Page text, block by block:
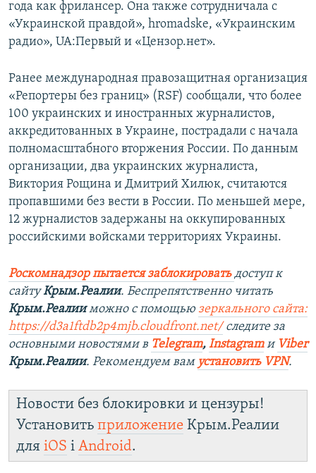
года как фрилансер. Она также сотрудничала с
«Украинской правдой», hromadske, «Украинским
радио», UA:Первый и «Цензор.нет».
Ранее международная правозащитная организация
«Репортеры без границ» (RSF) сообщали, что более
100 украинских и иностранных журналистов,
аккредитованных в Украине, пострадали с начала
полномасштабного вторжения России. По данным
организации, два украинских журналиста,
Виктория Рощина и Дмитрий Хилюк, считаются
пропавшими без вести в России. По меньшей мере,
12 журналистов задержаны на оккупированных
российскими войсками территориях Украины.
Роскомнадзор пытается заблокировать доступ к
сайтуКрым.Реалии. Беспрепятственно читать
Крым.Реалииможно с помощью зеркального сайта:
https://d3a1ftdb2p4mjb.cloudfront.net/ следите за
основными новостями в Telegram, Instagramи Viber
Крым.Реалии. Рекомендуем вам установить VPN.
Новости без блокировки и цензуры!
Установить приложение Крым.Реалии
для iOS і Android.